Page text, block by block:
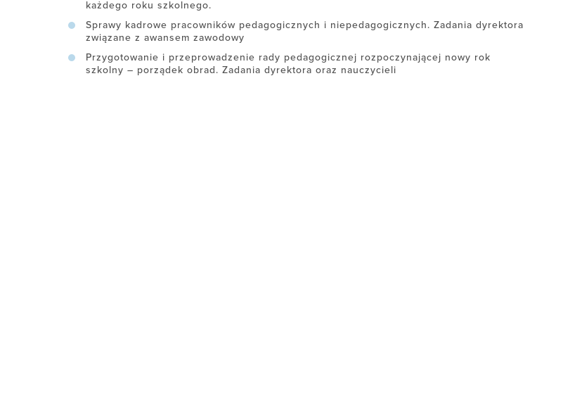
każdego roku szkolnego.
Sprawy kadrowe pracowników pedagogicznych i niepedagogicznych. Zadania dyrektora
związane z awansem zawodowy
Przygotowanie i przeprowadzenie rady pedagogicznej rozpoczynającej nowy rok
szkolny – porządek obrad. Zadania dyrektora oraz nauczycieli